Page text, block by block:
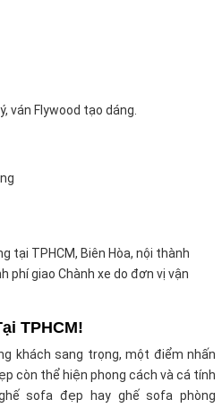
ván Flywood tạo dáng.
tại TPHCM, Biên Hòa, nội thành
phí giao Chành xe do đơn vị vận
TPHCM!
khách sang trọng, một điểm nhấn
còn thể hiện phong cách và cá tính
sofa đẹp hay ghế sofa phòng